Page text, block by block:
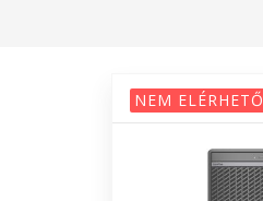
NEM ELÉRHETŐ